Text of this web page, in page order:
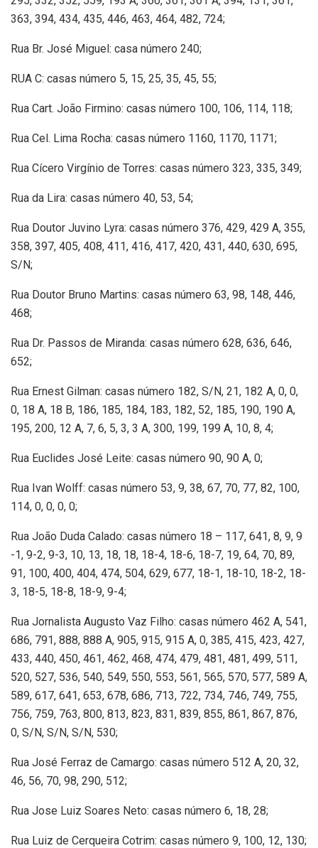
363, 394, 434, 435, 446, 463, 464, 482, 724;
Rua Br. José Miguel: casa número 240;
RUA C: casas número 5, 15, 25, 35, 45, 55;
Rua Cart. João Firmino: casas número 100, 106, 114, 118;
Rua Cel. Lima Rocha: casas número 1160, 1170, 1171;
Rua Cícero Virgínio de Torres: casas número 323, 335, 349;
Rua da Lira: casas número 40, 53, 54;
Rua Doutor Juvino Lyra: casas número 376, 429, 429 A, 355,
358, 397, 405, 408, 411, 416, 417, 420, 431, 440, 630, 695,
S/N;
Rua Doutor Bruno Martins: casas número 63, 98, 148, 446,
468;
Rua Dr. Passos de Miranda: casas número 628, 636, 646,
652;
Rua Ernest Gilman: casas número 182, S/N, 21, 182 A, 0, 0,
0, 18 A, 18 B, 186, 185, 184, 183, 182, 52, 185, 190, 190 A,
195, 200, 12 A, 7, 6, 5, 3, 3 A, 300, 199, 199 A, 10, 8, 4;
Rua Euclides José Leite: casas número 90, 90 A, 0;
Rua Ivan Wolff: casas número 53, 9, 38, 67, 70, 77, 82, 100,
114, 0, 0, 0, 0;
Rua João Duda Calado: casas número 18 – 117, 641, 8, 9, 9
-1, 9-2, 9-3, 10, 13, 18, 18, 18-4, 18-6, 18-7, 19, 64, 70, 89,
91, 100, 400, 404, 474, 504, 629, 677, 18-1, 18-10, 18-2, 18-
3, 18-5, 18-8, 18-9, 9-4;
Rua Jornalista Augusto Vaz Filho: casas número 462 A, 541,
686, 791, 888, 888 A, 905, 915, 915 A, 0, 385, 415, 423, 427,
433, 440, 450, 461, 462, 468, 474, 479, 481, 481, 499, 511,
520, 527, 536, 540, 549, 550, 553, 561, 565, 570, 577, 589 A,
589, 617, 641, 653, 678, 686, 713, 722, 734, 746, 749, 755,
756, 759, 763, 800, 813, 823, 831, 839, 855, 861, 867, 876,
0, S/N, S/N, S/N, 530;
Rua José Ferraz de Camargo: casas número 512 A, 20, 32,
46, 56, 70, 98, 290, 512;
Rua Jose Luiz Soares Neto: casas número 6, 18, 28;
Rua Luiz de Cerqueira Cotrim: casas número 9, 100, 12, 130;